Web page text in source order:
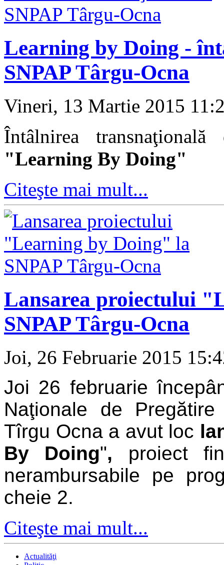
Learning by Doing -
SNPAP Târgu-Ocna
Vineri, 13 Martie 2015
Întâlnirea
"Learning By Doing"
Citeşte mai mult...
Lansarea proiectului
SNPAP Târgu-Ocna
Joi, 26 Februarie 2015
Joi 26 februarie
Naţionale de
Tîrgu Ocna a avut loc
By Doing", proiect
nerambursabile pe
cheie 2.
Citeşte mai mult...
Actualităţi